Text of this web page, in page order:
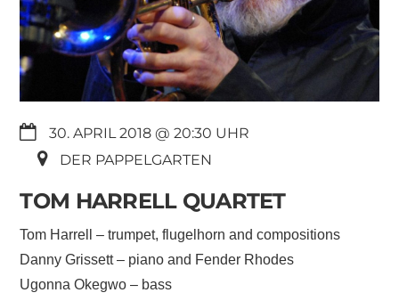
30. APRIL 2018 @ 20:30
DER PAPPELGARTEN
TOM HARRELL QUARTET
Tom Harrell – trumpet, flugelhorn and compositions
Danny Grissett – piano and Fender Rhodes
Ugonna Okegwo – bass